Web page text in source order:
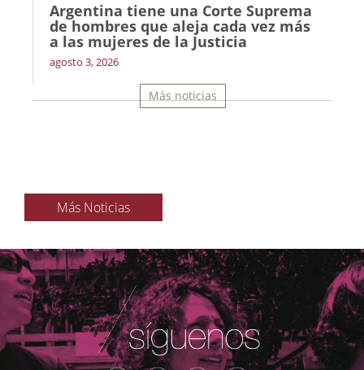
Argentina tiene una Corte Suprema
de hombres que aleja cada vez más
a las mujeres de la Justicia
agosto 3, 2026
Más noticias
Más Noticias